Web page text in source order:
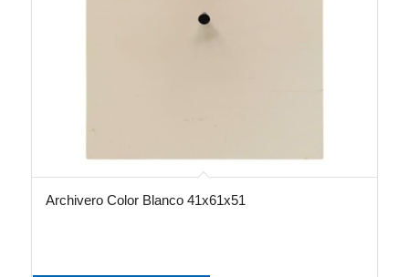
Archivero Color Blanco 41x61x51